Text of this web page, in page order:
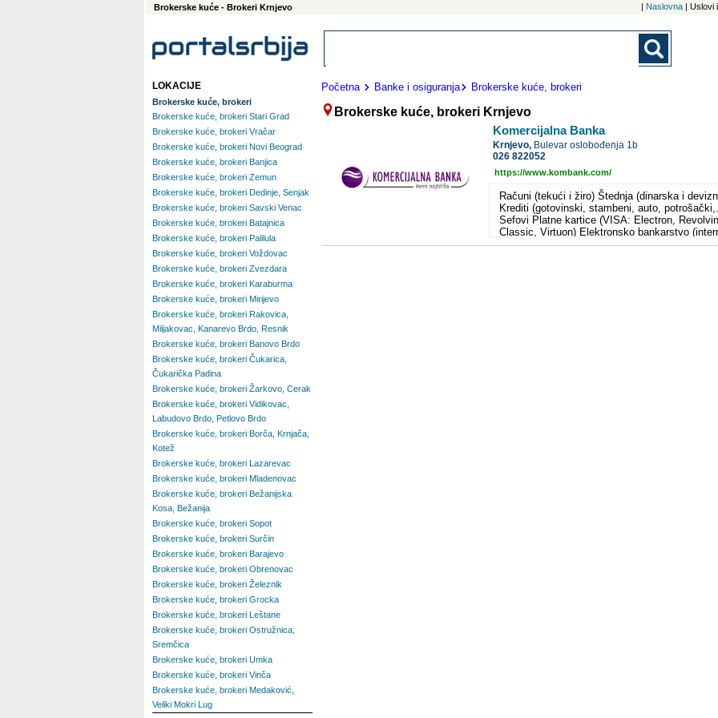
Brokerske kuće - Brokeri Krnjevo | Naslovna | Uslovi
Početna Banke i osiguranja Brokerske kuće, brokeri
Brokerske kuće, brokeri Krnjevo
Komercijalna Banka
Krnjevo, Bulevar oslobođenja 1b
026 822052
https://www.kombank.com/
Računi (tekući i žiro) Štednja (dinarska i
Krediti (gotovinski, stambeni, auto,
Sefovi Platne kartice (VISA: Electron,
Classic, Virtuon) Elektronsko bankarstvo
SMS, telefon, call-centar) Menjačko-devizno
LOKACIJE
Brokerske kuće, brokeri
Brokerske kuće, brokeri Stari Grad
Brokerske kuće, brokeri Vračar
Brokerske kuće, brokeri Novi Beograd
Brokerske kuće, brokeri Banjica
Brokerske kuće, brokeri Zemun
Brokerske kuće, brokeri Dedinje, Senjak
Brokerske kuće, brokeri Savski Venac
Brokerske kuće, brokeri Batajnica
Brokerske kuće, brokeri Palilula
Brokerske kuće, brokeri Voždovac
Brokerske kuće, brokeri Zvezdara
Brokerske kuće, brokeri Karaburma
Brokerske kuće, brokeri Mirijevo
Brokerske kuće, brokeri Rakovica,
Miljakovac, Kanarevo Brdo, Resnik
Brokerske kuće, brokeri Banovo Brdo
Brokerske kuće, brokeri Čukarica,
Čukarička Padina
Brokerske kuće, brokeri Žarkovo, Cerak
Brokerske kuće, brokeri Vidikovac,
Labudovo Brdo, Petlovo Brdo
Brokerske kuće, brokeri Borča, Krnjača,
Kotež
Brokerske kuće, brokeri Lazarevac
Brokerske kuće, brokeri Mladenovac
Brokerske kuće, brokeri Bežanijska
Kosa, Bežanija
Brokerske kuće, brokeri Sopot
Brokerske kuće, brokeri Surčin
Brokerske kuće, brokeri Barajevo
Brokerske kuće, brokeri Obrenovac
Brokerske kuće, brokeri Železnik
Brokerske kuće, brokeri Grocka
Brokerske kuće, brokeri Leštane
Brokerske kuće, brokeri Ostružnica,
Sremčica
Brokerske kuće, brokeri Umka
Brokerske kuće, brokeri Vinča
Brokerske kuće, brokeri Medaković,
Veliki Mokri Lug